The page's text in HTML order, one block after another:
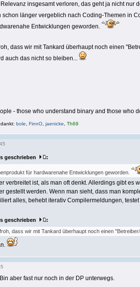
insgesamt verloren, das geht ja nicht
schon länger vergeblich nach Coding-Themen in
Entwicklungen geworden.
dass wir mit Tankard überhaupt noch einen
auch das nicht so bleiben...
- those who understand binary and those who
bole FinnO jaenicke Th69
geschrieben :
für hardwarenahe Entwicklungen geworden.
verbreitet ist, als man oft denkt. Allerdings gibt
gestellt werden. Wenn man sieht, dass man
alles, behebt iterativ Compilermeldungen,
geschrieben
:
dass wir mit Tankard überhaupt noch einen
aber fast nur noch in der DP unterwegs.